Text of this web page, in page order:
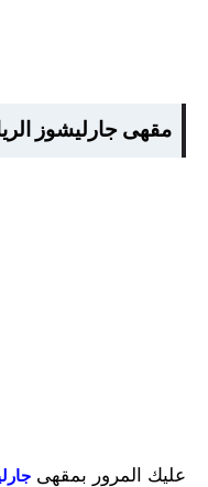
مقهى جارليشوز
عليك المرور بمقهى